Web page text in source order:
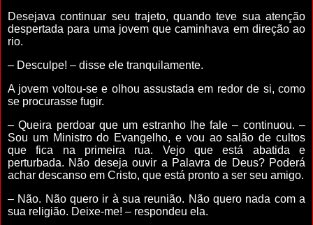
Desejava continuar seu trajeto, quando teve sua atenção
despertada para uma jovem que caminhava em direção ao
rio.
– Desculpe! – disse ele tranquilamente.
A jovem voltou-se e olhou assustada em redor de si, como
se procurasse fugir.
– Queira perdoar que um estranho lhe fale – continuou. –
Sou um Ministro do Evangelho, e vou ao salão de cultos
que fica na primeira rua. Vejo que está abatida e
perturbada. Não deseja ouvir a Palavra de Deus? Poderá
achar descanso em Cristo, que está pronto a ser seu amigo.
– Não. Não quero ir à sua reunião. Não quero nada com a
sua religião. Deixe-me! – respondeu ela.